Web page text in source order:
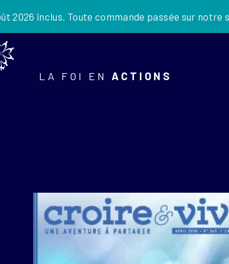
2026 inclus. Toute commande passée sur
LA FOI EN ACTIONS